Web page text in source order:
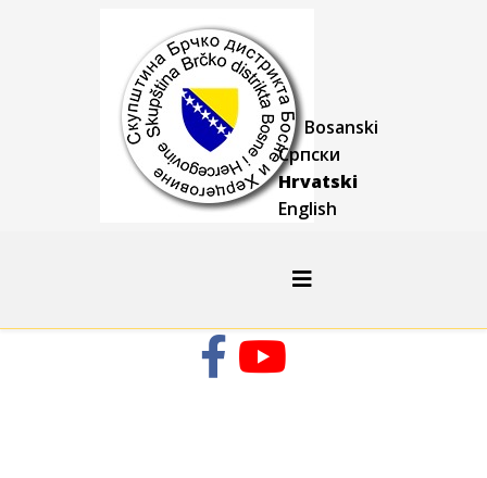
Bosanski
Српски
Hrvatski
English